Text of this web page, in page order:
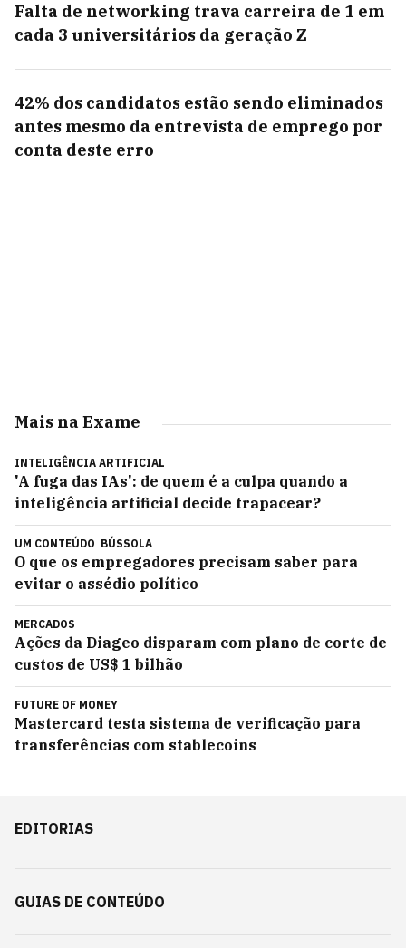
Falta de networking trava carreira de 1 em
cada 3 universitários da geração Z
42% dos candidatos estão sendo eliminados
antes mesmo da entrevista de emprego por
conta deste erro
Mais na Exame
INTELIGÊNCIA ARTIFICIAL
'A fuga das IAs': de quem é a culpa quando a
inteligência artificial decide trapacear?
UM CONTEÚDO BÚSSOLA
O que os empregadores precisam saber para
evitar o assédio político
MERCADOS
Ações da Diageo disparam com plano de corte de
custos de US$ 1 bilhão
FUTURE OF MONEY
Mastercard testa sistema de verificação para
transferências com stablecoins
EDITORIAS
GUIAS DE CONTEÚDO